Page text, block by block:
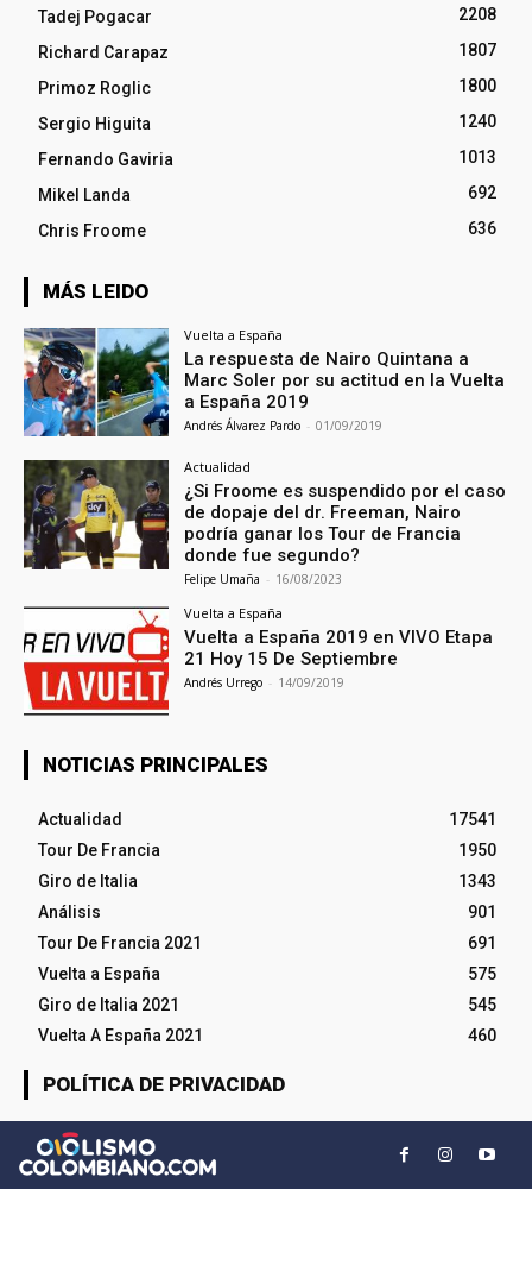
Tadej Pogacar
2208
Richard Carapaz
1807
Primoz Roglic
1800
Sergio Higuita
1240
Fernando Gaviria
1013
Mikel Landa
692
Chris Froome
636
MÁS LEIDO
Vuelta a España
La respuesta de Nairo Quintana a
Marc Soler por su actitud en la Vuelta
a España 2019
Andrés Álvarez Pardo - 01/09/2019
Actualidad
¿Si Froome es suspendido por el caso
de dopaje del dr. Freeman, Nairo
podría ganar los Tour de Francia
donde fue segundo?
Felipe Umaña - 16/08/2023
Vuelta a España
Vuelta a España 2019 en VIVO Etapa
21 Hoy 15 De Septiembre
Andrés Urrego - 14/09/2019
NOTICIAS PRINCIPALES
Actualidad
17541
Tour De Francia
1950
Giro de Italia
1343
Análisis
901
Tour De Francia 2021
691
Vuelta a España
575
Giro de Italia 2021
545
Vuelta A España 2021
460
POLÍTICA DE PRIVACIDAD